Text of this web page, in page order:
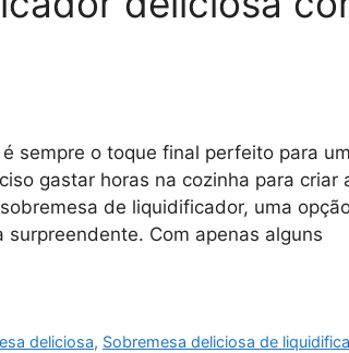
sempre o toque final perfeito para
gastar horas na cozinha para criar
de liquidificador, uma
Com apenas alguns
deliciosa, Sobremesa deliciosa de